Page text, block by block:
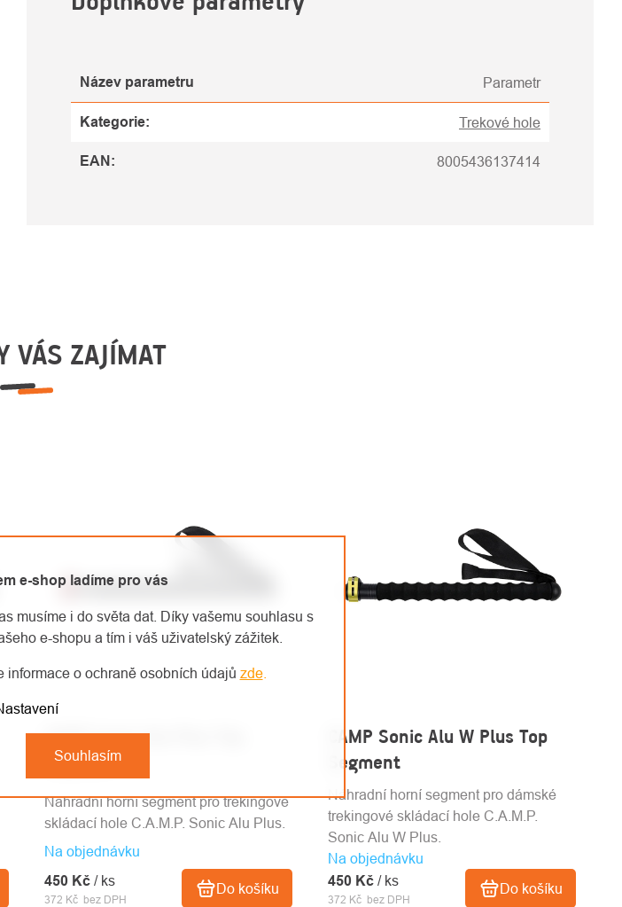
e-shop ladíme pro vás
musíme i do světa dat. Díky vašemu souhlasu s
e-shopu a tím i váš uživatelský zážitek.
informace o ochraně osobních údajů zde.
Souhlasím
Název parametru Parametr
Kategorie: Trekové hole
EAN: 8005436137414
VÁS ZAJÍMAT
CAMP Sonic Alu Plus Top
Segment
Na objednávku
372 Kč bez DPH
450 Kč / ks Do košíku
Náhradní horní segment pro trekingové
skládací hole C.A.M.P. Sonic Alu Plus.
CAMP Sonic Alu W Plus Top
Segment
Na objednávku
372 Kč bez DPH
450 Kč / ks Do košíku
Náhradní horní segment pro dámské
trekingové skládací hole C.A.M.P.
Sonic Alu W Plus.